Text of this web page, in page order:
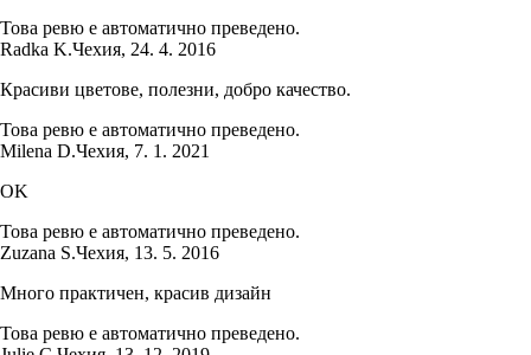
Това ревю е автоматично преведено.
Radka K.Чехия, 24. 4. 2016
Красиви цветове, полезни, добро качество.
Това ревю е автоматично преведено.
Milena D.Чехия, 7. 1. 2021
OK
Това ревю е автоматично преведено.
Zuzana S.Чехия, 13. 5. 2016
Много практичен, красив дизайн
Това ревю е автоматично преведено.